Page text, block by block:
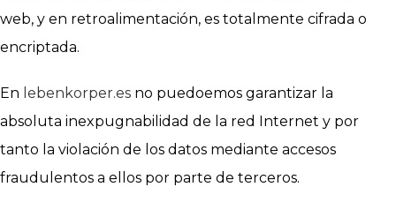
web, y en retroalimentación, es totalmente cifrada o
encriptada.
En lebenkorper.es no puedoemos garantizar la
absoluta inexpugnabilidad de la red Internet y por
tanto la violación de los datos mediante accesos
fraudulentos a ellos por parte de terceros.